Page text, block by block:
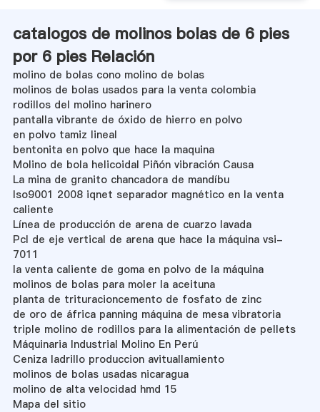
catalogos de molinos bolas de 6 pies
por 6 pies Relación
molino de bolas cono molino de bolas
molinos de bolas usados para la venta colombia
rodillos del molino harinero
pantalla vibrante de óxido de hierro en polvo
en polvo tamiz lineal
bentonita en polvo que hace la maquina
Molino de bola helicoidal Piñón vibración Causa
La mina de granito chancadora de mandíbu
Iso9001 2008 iqnet separador magnético en la venta
caliente
Línea de producción de arena de cuarzo lavada
Pcl de eje vertical de arena que hace la máquina vsi-
7011
la venta caliente de goma en polvo de la máquina
molinos de bolas para moler la aceituna
planta de trituracioncemento de fosfato de zinc
de oro de áfrica panning máquina de mesa vibratoria
triple molino de rodillos para la alimentación de pellets
Máquinaria Industrial Molino En Perú
Ceniza ladrillo produccion avituallamiento
molinos de bolas usadas nicaragua
molino de alta velocidad hmd 15
Mapa del sitio